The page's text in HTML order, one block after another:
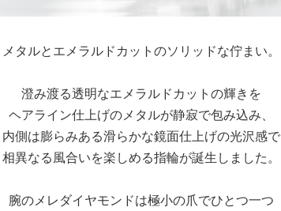
メタルとエメラルドカットのソリッドな佇まい。
澄み渡る透明なエメラルドカットの輝きを
ヘアライン仕上げのメタルが静寂で包み込み、
内側は膨らみある滑らかな鏡面仕上げの光沢感で
相異なる風合いを楽しめる指輪が誕生しました。
腕のメレダイヤモンドは極小の爪でひとつ一つ